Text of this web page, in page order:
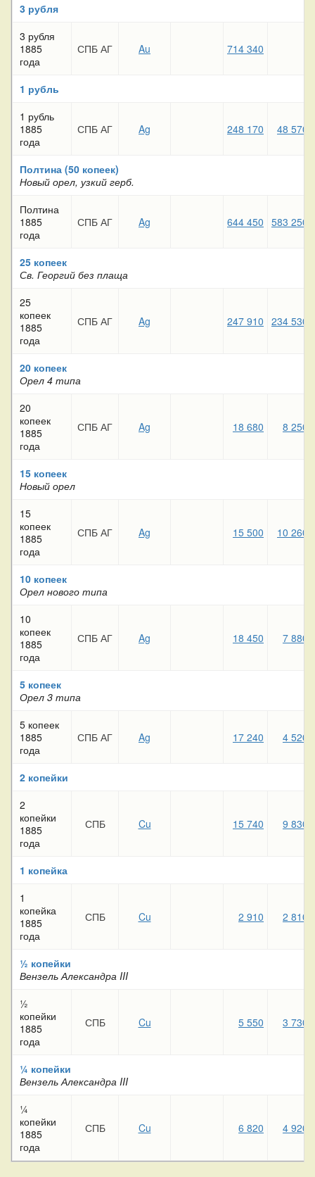
3 рубля
3 рубля
1885
года
СПБ АГ Au 714 340
1 рубль
1 рубль
1885
года
СПБ АГ Ag 248 170 48 570
Полтина (50 копеек)
Новый орел, узкий герб.
Полтина
1885
года
СПБ АГ Ag 644 450 583 250
25 копеек
Св. Георгий без плаща
25
копеек
1885
года
СПБ АГ Ag 247 910 234 530
20 копеек
Орел 4 типа
20
копеек
1885
года
СПБ АГ Ag 18 680 8 250
15 копеек
Новый орел
15
копеек
1885
года
СПБ АГ Ag 15 500 10 260
10 копеек
Орел нового типа
10
копеек
1885
года
СПБ АГ Ag 18 450 7 880
5 копеек
Орел 3 типа
5 копеек
1885
года
СПБ АГ Ag 17 240 4 520
2 копейки
2
копейки
1885
года
СПБ Cu 15 740 9 830
1 копейка
1
копейка
1885
года
СПБ Cu 2 910 2 810
½ копейки
Вензель Александра III
½
копейки
1885
года
СПБ Cu 5 550 3 730
¼ копейки
Вензель Александра III
¼
копейки
1885
года
СПБ Cu 6 820 4 920